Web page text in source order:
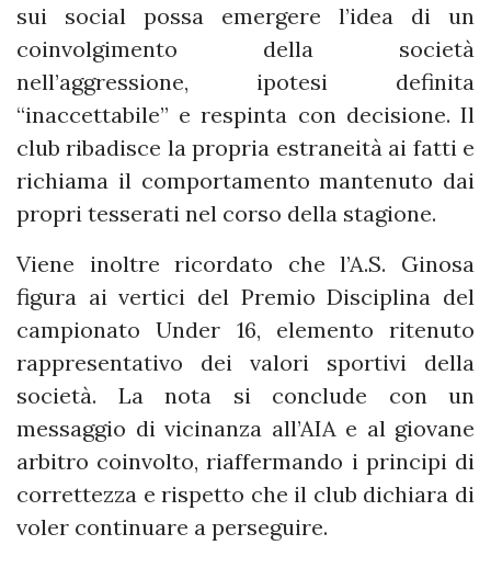
sui social possa emergere l’idea di un
coinvolgimento della società
nell’aggressione, ipotesi definita
“inaccettabile” e respinta con decisione. Il
club ribadisce la propria estraneità ai fatti e
richiama il comportamento mantenuto dai
propri tesserati nel corso della stagione.
Viene inoltre ricordato che l’A.S. Ginosa
figura ai vertici del Premio Disciplina del
campionato Under 16, elemento ritenuto
rappresentativo dei valori sportivi della
società. La nota si conclude con un
messaggio di vicinanza all’AIA e al giovane
arbitro coinvolto, riaffermando i principi di
correttezza e rispetto che il club dichiara di
voler continuare a perseguire.